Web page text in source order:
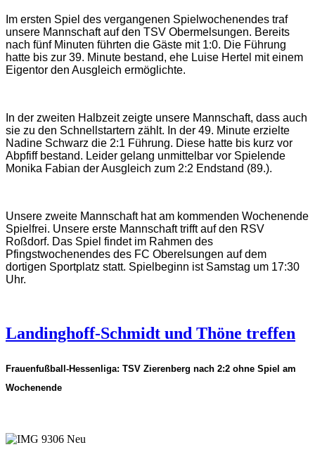
Im ersten Spiel des vergangenen Spielwochenendes traf
unsere Mannschaft auf den TSV Obermelsungen. Bereits
nach fünf Minuten führten die Gäste mit 1:0. Die Führung
hatte bis zur 39. Minute bestand, ehe Luise Hertel mit einem
Eigentor den Ausgleich ermöglichte.
In der zweiten Halbzeit zeigte unsere Mannschaft, dass auch
sie zu den Schnellstartern zählt. In der 49. Minute erzielte
Nadine Schwarz die 2:1 Führung. Diese hatte bis kurz vor
Abpfiff bestand. Leider gelang unmittelbar vor Spielende
Monika Fabian der Ausgleich zum 2:2 Endstand (89.).
Unsere zweite Mannschaft hat am kommenden Wochenende
Spielfrei. Unsere erste Mannschaft trifft auf den RSV
Roßdorf. Das Spiel findet im Rahmen des
Pfingstwochenendes des FC Oberelsungen auf dem
dortigen Sportplatz statt. Spielbeginn ist Samstag um 17:30
Uhr.
Landinghoff-Schmidt und Thöne treffen
Frauenfußball-Hessenliga: TSV Zierenberg nach 2:2 ohne Spiel am
Wochenende